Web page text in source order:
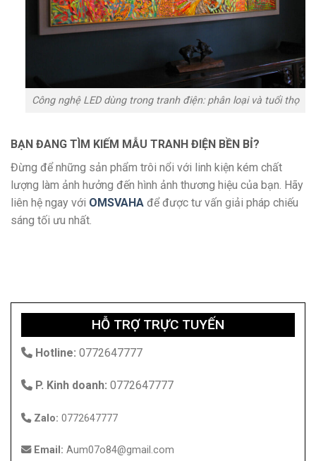
Công nghệ LED dùng trong tranh điện: phân loại và tuổi thọ
BẠN ĐANG TÌM KIẾM MẪU TRANH ĐIỆN BỀN BỈ?
Đừng để những sản phẩm trôi nổi với linh kiện kém chất
lượng làm ảnh hưởng đến hình ảnh thương hiệu của bạn. Hãy
liên hệ ngay với OMSVAHA để được tư vấn giải pháp chiếu
sáng tối ưu nhất.
HỖ TRỢ TRỰC TUYẾN
Hotline: 0772647777
P. Kinh doanh: 0772647777
Zalo: 0772647777
Email: Aum07o84@gmail.com